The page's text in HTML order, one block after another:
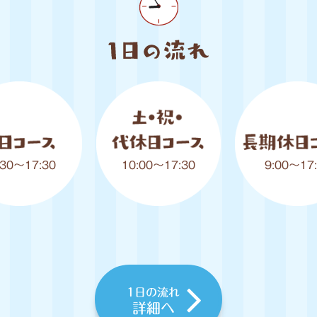
〜17:30 10:00〜17:30 9:00〜
1日の流れ
詳細へ